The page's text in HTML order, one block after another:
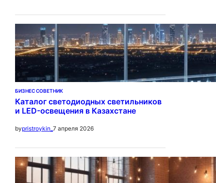
БИЗНЕС СОВЕТНИК
Каталог светодиодных светильников
и LED-освещения в Казахстане
bypristroykin_ 7 апреля 2026